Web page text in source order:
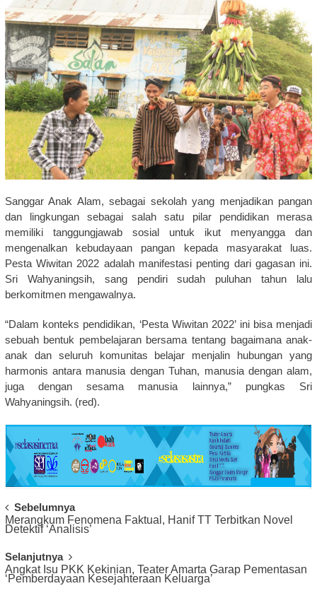
Sanggar Anak Alam, sebagai sekolah yang menjadikan pangan
dan lingkungan sebagai salah satu pilar pendidikan merasa
memiliki tanggungjawab sosial untuk ikut menyangga dan
mengenalkan kebudayaan pangan kepada masyarakat luas.
Pesta Wiwitan 2022 adalah manifestasi penting dari gagasan ini.
Sri Wahyaningsih, sang pendiri sudah puluhan tahun lalu
berkomitmen mengawalnya.
“Dalam konteks pendidikan, ‘Pesta Wiwitan 2022’ ini bisa menjadi
sebuah bentuk pembelajaran bersama tentang bagaimana anak-
anak dan seluruh komunitas belajar menjalin hubungan yang
harmonis antara manusia dengan Tuhan, manusia dengan alam,
juga dengan sesama manusia lainnya,” pungkas Sri
Wahyaningsih. (red).
Post
Navigation
Sebelumnya
Merangkum Fenomena Faktual, Hanif TT Terbitkan Novel
Detektif ‘Analisis’
Selanjutnya
Angkat Isu PKK Kekinian, Teater Amarta Garap Pementasan
‘Pemberdayaan Kesejahteraan Keluarga’